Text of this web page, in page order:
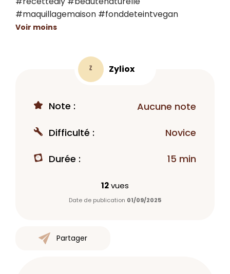
#maquillagemaison #fonddeteintvegan
Voir moins
Z Zyliox
Note : Aucune note
Difficulté : Novice
Durée : 15 min
12vues
Date de publication 01/09/2025
Partager